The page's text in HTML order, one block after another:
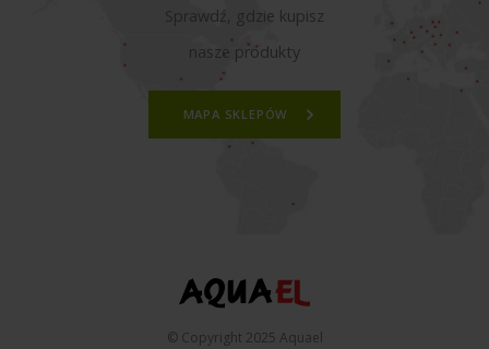
Sprawdź, gdzie kupisz
nasze produkty
MAPA SKLEPÓW
© Copyright 2025 Aquael